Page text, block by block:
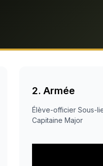
2. Armée
Élève-officier Sous-
Capitaine Major